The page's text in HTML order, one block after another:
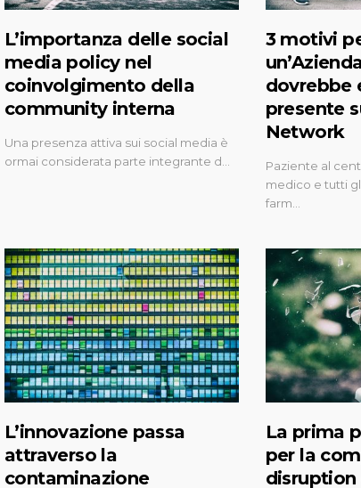
L’importanza delle social
media policy nel
coinvolgimento della
community interna
Una presenza attiva sui social media è
ormai considerata parte integrante d…
3 motivi
dovrebbe
presente
Network
Paziente al
medico e tutti
farm…
L’innovazione passa
attraverso la
contaminazione
La prima
per la